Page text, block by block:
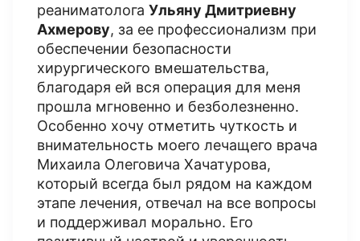
реаниматолога Ульяну Дмитриевну
Ахмерову, за ее профессионализм при
обеспечении безопасности
хирургического вмешательства,
благодаря ей вся операция для меня
прошла мгновенно и безболезненно.
Особенно хочу отметить чуткость и
внимательность моего лечащего врача
Михаила Олеговича Хачатурова,
который всегда был рядом на каждом
этапе лечения, отвечал на все вопросы
и поддерживал морально. Его